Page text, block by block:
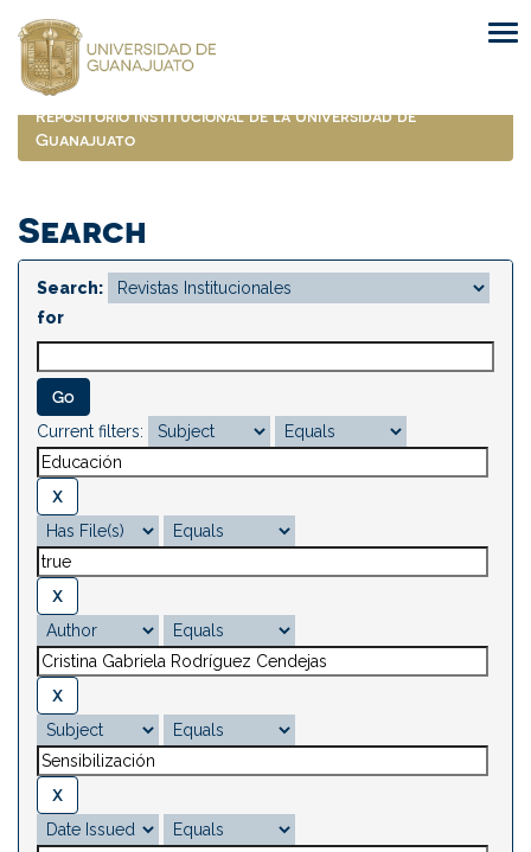
navigation
Repositorio Institucional de la Universidad de
Guanajuato
Search
Search:
for
Current filters: